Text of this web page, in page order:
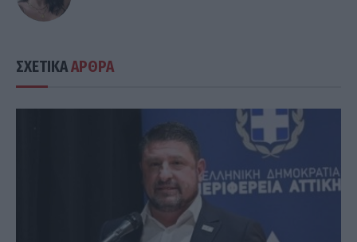
ΣΧΕΤΙΚΑΑΡΘΡΑ